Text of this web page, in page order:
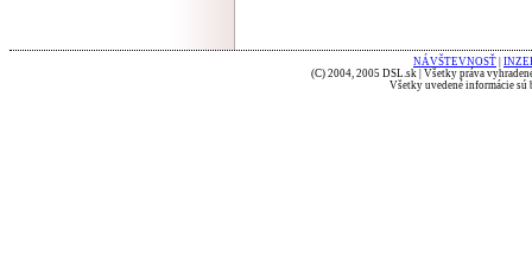
NÁVŠTEVNOSŤ
(C) 2004, 2005 DSL.sk | Všetky práva
Všetky uvedené informácie sú